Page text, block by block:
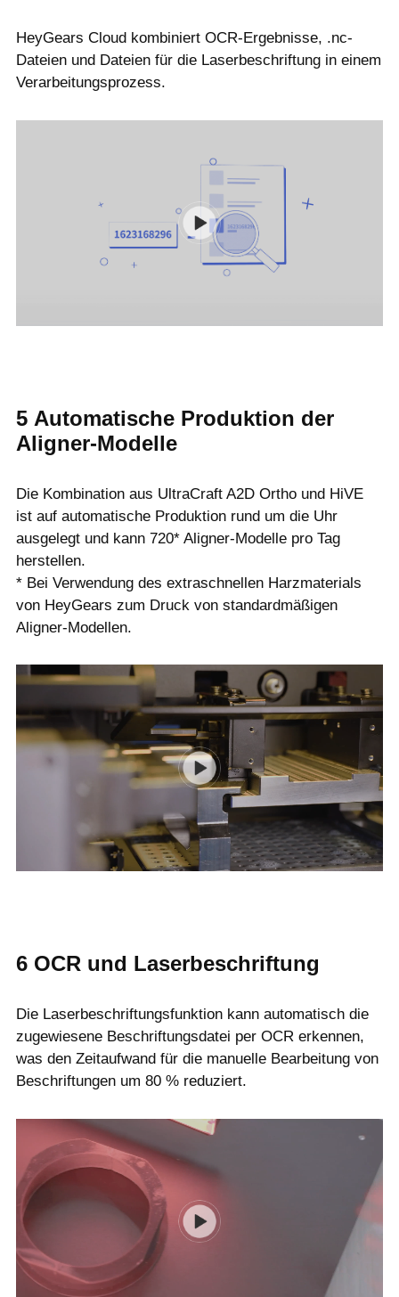
HeyGears Cloud kombiniert OCR-Ergebnisse, .nc-
Dateien und Dateien für die Laserbeschriftung in einem
Verarbeitungsprozess.
5 Automatische Produktion der
Aligner-Modelle
Die Kombination aus UltraCraft A2D Ortho und HiVE
ist auf automatische Produktion rund um die Uhr
ausgelegt und kann 720* Aligner-Modelle pro Tag
herstellen.
* Bei Verwendung des extraschnellen Harzmaterials
von HeyGears zum Druck von standardmäßigen
Aligner-Modellen.
6 OCR und Laserbeschriftung
Die Laserbeschriftungsfunktion kann automatisch die
zugewiesene Beschriftungsdatei per OCR erkennen,
was den Zeitaufwand für die manuelle Bearbeitung von
Beschriftungen um 80 % reduziert.